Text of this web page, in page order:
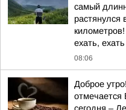
самый
растянулся
ехать,
08:06
Доброе